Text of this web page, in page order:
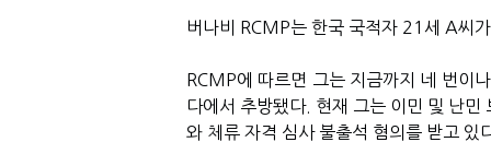
버나비 RCMP는 한국 국적자 21세 A씨
RCMP에 따르면 그는 지금까지 네 번
다에서 추방됐다. 현재 그는 이민 및 난
와 체류 자격 심사 불출석 혐의를 받고 있